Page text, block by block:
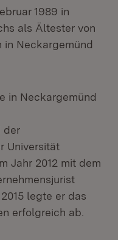
1989 in
als Ältester von
in Neckargemünd
in Neckargemünd
der
Universität
Jahr 2012 mit dem
legte er das
erfolgreich ab.